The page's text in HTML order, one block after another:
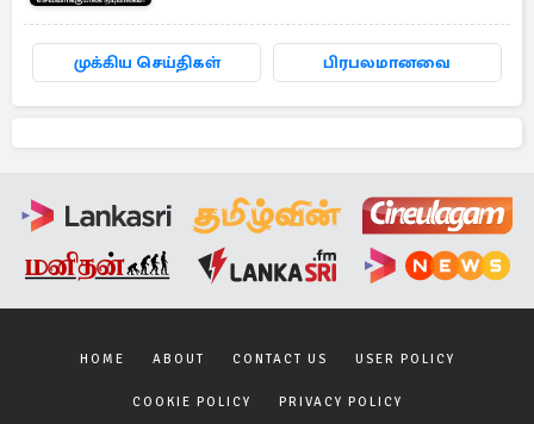
முக்கிய செய்திகள் பிரபலமானவை
HOME ABOUT CONTACT US USER POLICY
COOKIE POLICY PRIVACY POLICY